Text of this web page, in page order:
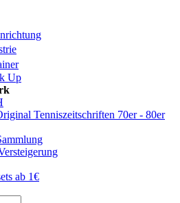
Up
Tenniszeitschriften 70er - 80er
ab 1€